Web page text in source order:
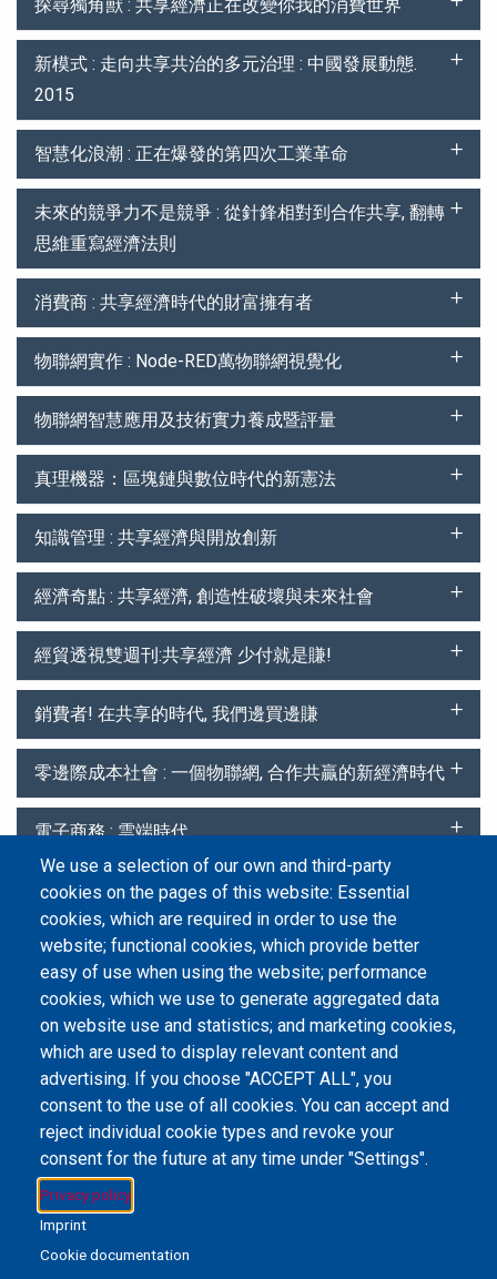
探尋獨角獸 : 共享經濟正在改變你我的消費世界
新模式 : 走向共享共治的多元治理 : 中國發展動態.
2015
智慧化浪潮 : 正在爆發的第四次工業革命
未來的競爭力不是競爭 : 從針鋒相對到合作共享, 翻轉
思維重寫經濟法則
消費商 : 共享經濟時代的財富擁有者
物聯網實作 : Node-RED萬物聯網視覺化
物聯網智慧應用及技術實力養成暨評量
真理機器：區塊鏈與數位時代的新憲法
知識管理 : 共享經濟與開放創新
經濟奇點 : 共享經濟, 創造性破壞與未來社會
經貿透視雙週刊:共享經濟 少付就是賺!
銷費者! 在共享的時代, 我們邊買邊賺
零邊際成本社會 : 一個物聯網, 合作共贏的新經濟時代
電子商務 : 雲端時代
F
i
r
s
t
p
a
g
e
« First
P
r
e
v
i
o
u
s
p
a
g
e
‹ Previous
P
a
g
e
1
C
u
r
r
e
n
t
p
a
g
e
2
P
a
g
e
3
N
e
x
t
p
a
g
e
Next ›
L
s
t
p
a
Last »
Email Address
library@mpu.edu.mo P.(853) 8599-6241
P.(853) 8599-6708
F.(853) 2870-2076
We use a selection of our own and third-party
cookies on the pages of this website: Essential
cookies, which are required in order to use the
website; functional cookies, which provide better
easy of use when using the website; performance
cookies, which we use to generate aggregated data
on website use and statistics; and marketing cookies,
which are used to display relevant content and
advertising. If you choose "ACCEPT ALL", you
consent to the use of all cookies. You can accept and
reject individual cookie types and revoke your
consent for the future at any time under "Settings".
Privacy policy
Imprint
Cookie documentation